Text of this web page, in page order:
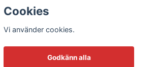
© 2026 Hot Woman Clothes
Cookies
Vi använder cookies.
Godkänn alla